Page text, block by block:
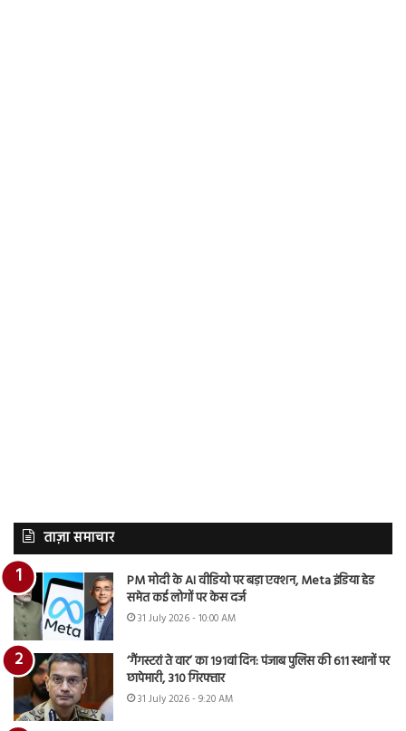
ताज़ा समाचार
PM मोदी के AI वीडियो पर बड़ा एक्शन, Meta इंडिया हेड
समेत कई लोगों पर केस दर्ज
31 July 2026 - 10:00 AM
‘गैंगस्टरां ते वार’ का 191वां दिन: पंजाब पुलिस की 611 स्थानों पर
छापेमारी, 310 गिरफ्तार
31 July 2026 - 9:20 AM